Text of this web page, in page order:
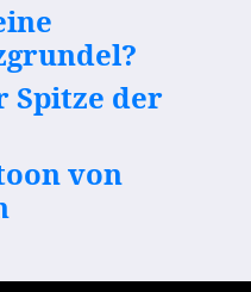
Spitze der
von